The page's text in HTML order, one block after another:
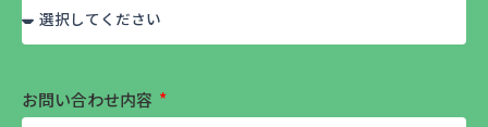
お問い合わせ内容